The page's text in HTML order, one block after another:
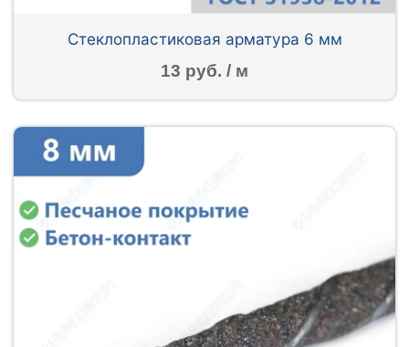
Стеклопластиковая арматура 6 мм
13 руб. / м